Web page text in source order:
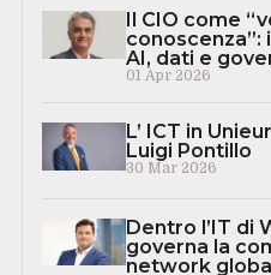
Il CIO come
conoscenza”:
AI, dati e
01 Apr 2026
L’ ICT in
Luigi Pontillo
30 Mar 2026
Dentro l’IT di
governa la
network